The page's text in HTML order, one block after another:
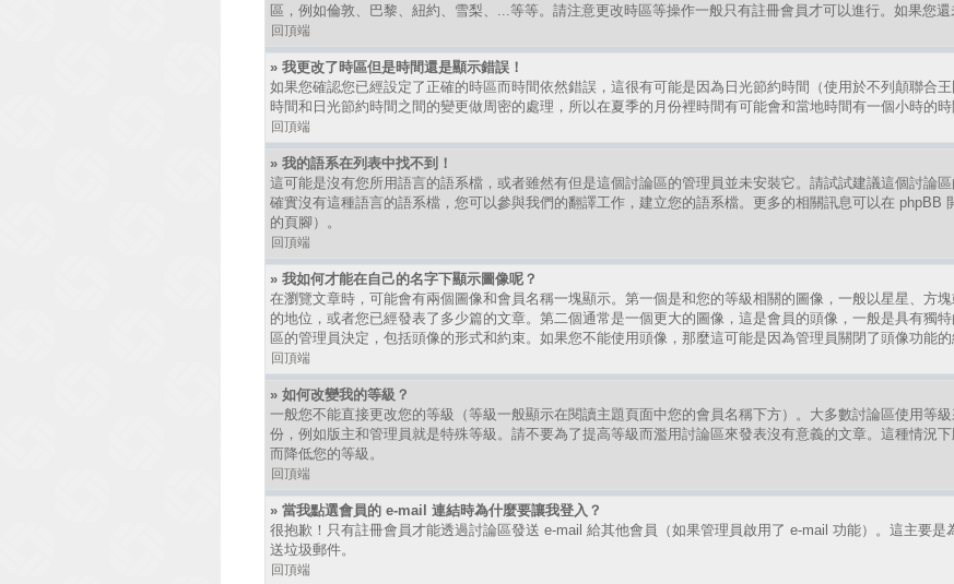
區，例如倫敦、巴黎、紐約、雪梨、...等等。請注意更改時區等操作一般只有註冊會員才可以進行。如果您還
回頂端
» 我更改了時區但是時間還是顯示錯誤！
如果您確認您已經設定了正確的時區而時間依然錯誤，這很有可能是因為日光節約時間（使用於不列顛聯合
時間和日光節約時間之間的變更做周密的處理，所以在夏季的月份裡時間有可能會和當地時間有一個小時的時
回頂端
» 我的語系在列表中找不到！
這可能是沒有您所用語言的語系檔，或者雖然有但是這個討論區的管理員並未安裝它。請試試建議這個討論
確實沒有這種語言的語系檔，您可以參與我們的翻譯工作，建立您的語系檔。更多的相關訊息可以在 phpBB
的頁腳）。
回頂端
» 我如何才能在自己的名字下顯示圖像呢？
在瀏覽文章時，可能會有兩個圖像和會員名稱一塊顯示。第一個是和您的等級相關的圖像，一般以星星、方
的地位，或者您已經發表了多少篇的文章。第二個通常是一個更大的圖像，這是會員的頭像，一般是具有獨
區的管理員決定，包括頭像的形式和約束。如果您不能使用頭像，那麼這可能是因為管理員關閉了頭像功能
回頂端
» 如何改變我的等級？
一般您不能直接更改您的等級（等級一般顯示在閱讀主題頁面中您的會員名稱下方）。大多數討論區使用等
份，例如版主和管理員就是特殊等級。請不要為了提高等級而濫用討論區來發表沒有意義的文章。這種情況
而降低您的等級。
回頂端
» 當我點選會員的 e-mail 連結時為什麼要讓我登入？
很抱歉！只有註冊會員才能透過討論區發送 e-mail 給其他會員（如果管理員啟用了 e-mail 功能）。這主要是
送垃圾郵件。
回頂端